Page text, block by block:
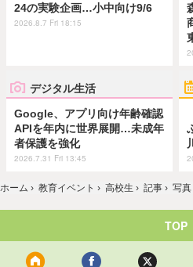
24の実験企画…小中向け9/6
2026.8.7 Fri 18:15
デジタル生活
Google、アプリ向け年齢確認
APIを年内に世界展開…未成年
者保護を強化
2026.7.31 Fri 13:45
ホーム › 教育イベント › 高校生 › 記事 › 写
TOP